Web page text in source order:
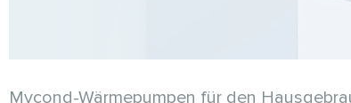
Mycond-Wärmepumpen für den